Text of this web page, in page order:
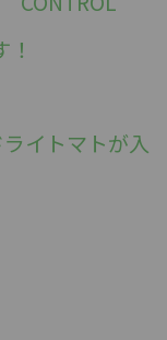
イトマトが入